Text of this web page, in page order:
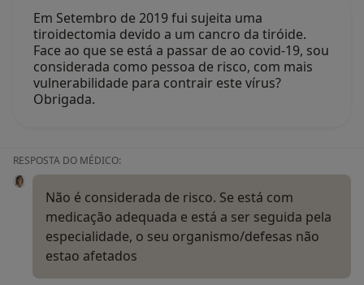
Em Setembro de 2019 fui sujeita uma
tiroidectomia devido a um cancro da tiróide.
Face ao que se está a passar de ao covid-19, sou
considerada como pessoa de risco, com mais
vulnerabilidade para contrair este vírus?
Obrigada.
RESPOSTA DO MÉDICO:
Não é considerada de risco. Se está com
medicação adequada e está a ser seguida pela
especialidade, o seu organismo/defesas não
estao afetados